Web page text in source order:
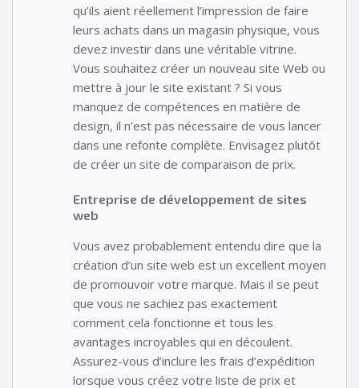
qu’ils aient réellement l’impression de faire
leurs achats dans un magasin physique, vous
devez investir dans une véritable vitrine.
Vous souhaitez créer un nouveau site Web ou
mettre à jour le site existant ? Si vous
manquez de compétences en matière de
design, il n’est pas nécessaire de vous lancer
dans une refonte complète. Envisagez plutôt
de créer un site de comparaison de prix.
Entreprise de développement de sites
web
Vous avez probablement entendu dire que la
création d’un site web est un excellent moyen
de promouvoir votre marque. Mais il se peut
que vous ne sachiez pas exactement
comment cela fonctionne et tous les
avantages incroyables qui en découlent.
Assurez-vous d’inclure les frais d’expédition
lorsque vous créez votre liste de prix et